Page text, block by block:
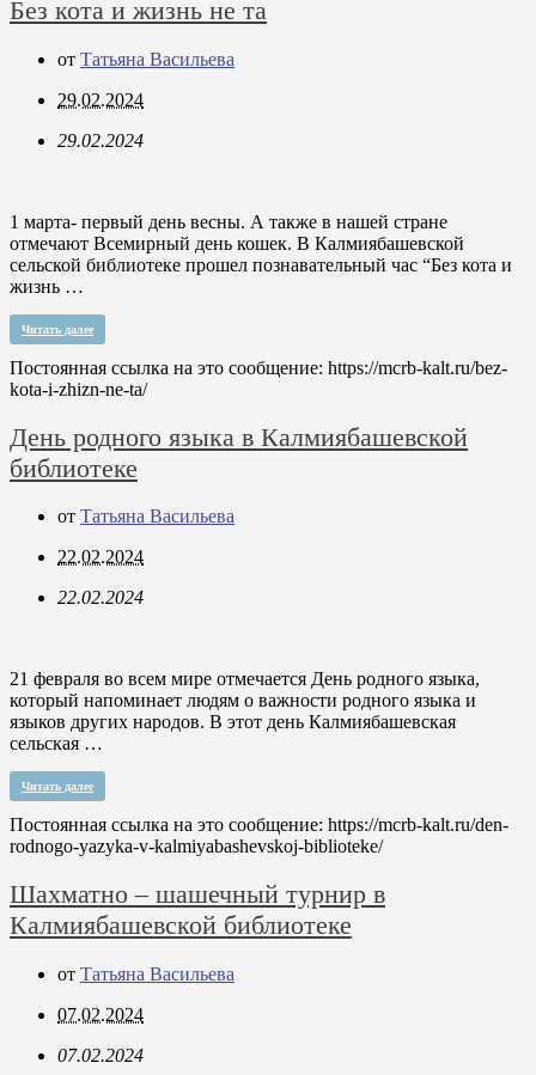
Без кота и жизнь не та
от Татьяна Васильева
29.02.2024
29.02.2024
1 марта- первый день весны. А также в нашей стране
отмечают Всемирный день кошек. В Калмиябашевской
сельской библиотеке прошел познавательный час “Без кота и
жизнь …
Читать далее
Постоянная ссылка на это сообщение: https://mcrb-kalt.ru/bez-
kota-i-zhizn-ne-ta/
День родного языка в Калмиябашевской
библиотеке
от Татьяна Васильева
22.02.2024
22.02.2024
21 февраля во всем мире отмечается День родного языка,
который напоминает людям о важности родного языка и
языков других народов. В этот день Калмиябашевская
сельская …
Читать далее
Постоянная ссылка на это сообщение: https://mcrb-kalt.ru/den-
rodnogo-yazyka-v-kalmiyabashevskoj-biblioteke/
Шахматно – шашечный турнир в
Калмиябашевской библиотеке
от Татьяна Васильева
07.02.2024
07.02.2024